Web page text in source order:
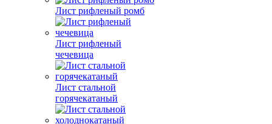
Лист рифленый ромб
Лист рифленый
чечевица
Лист стальной
горячекатаный